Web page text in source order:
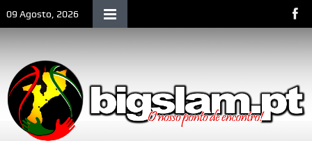
09 Agosto, 2026